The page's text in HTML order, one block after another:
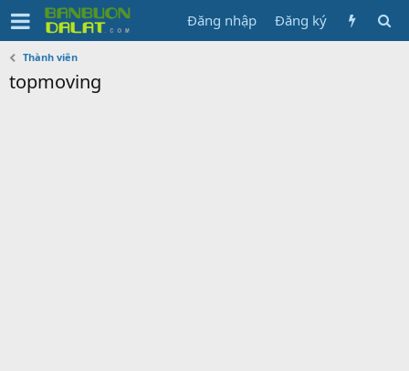
Đăng nhập Đăng ký
Thành viên
topmoving